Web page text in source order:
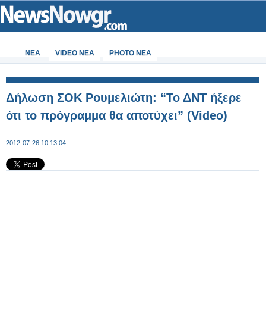
ΝΕΑ VIDEO NEA PHOTO NEA
Δήλωση ΣΟΚ Ρουμελιώτη: “Το ΔΝΤ ήξερε
ότι το πρόγραμμα θα αποτύχει” (Video)
2012-07-26 10:13:04